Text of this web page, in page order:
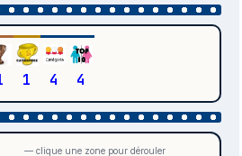
1 4 4
— clique une zone pour dérouler